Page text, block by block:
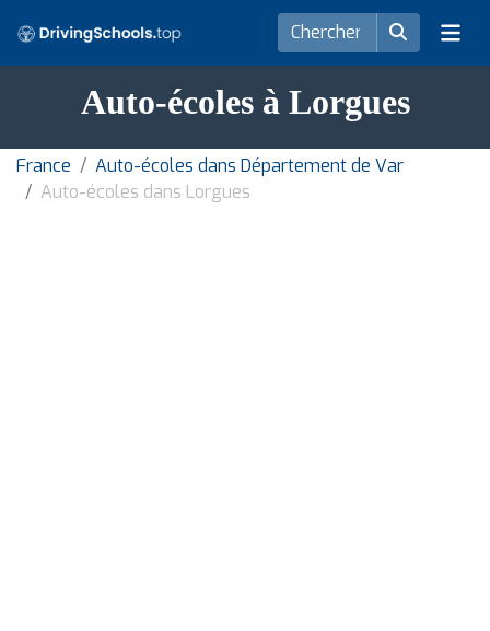
Auto-écoles à Lorgues
France
Auto-écoles dans Département de Var
Auto-écoles dans Lorgues